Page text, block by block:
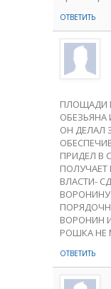
ОТВЕТИТЬ
ПЛОЩАДИ
ОБЕЗЬЯНА
ОН ДЕЛАЛ
ПРИДЕЛ В
ПОЛУЧАЕТ
ВЛАСТИ-
ВОРОНИН
РОШКА НЕ
ОТВЕТИТЬ